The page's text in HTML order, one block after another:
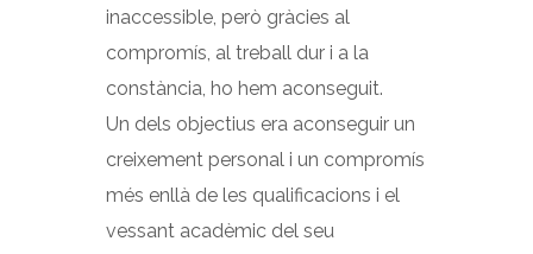
inaccessible, però gràcies al
compromís, al treball dur i a la
constància, ho hem aconseguit.
Un dels objectius era aconseguir un
creixement personal i un compromís
més enllà de les qualificacions i el
vessant acadèmic del seu